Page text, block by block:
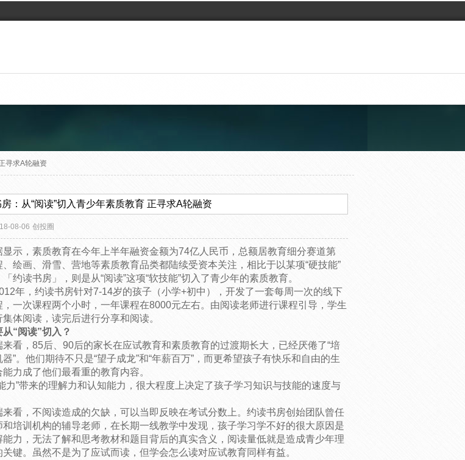
寻求A轮融资
：从“阅读”切入青少年素质教育 正寻求A轮融资
08-06 创投圈
显示，素质教育在今年上半年融资金额为74亿人民币，总额居教育细分赛道第
、绘画、滑雪、营地等素质教育品类都陆续受资本关注，相比于以某项“硬技能”
约读书房」，则是从“阅读”这项“软技能”切入了青少年的素质教育。
年，约读书房针对7-14岁的孩子（小学+初中），开发了一套每周一次的线下
，一次课程两个小时，一年课程在8000元左右。由阅读老师进行课程引导，学生
体阅读，读完后进行分享和阅读。
“阅读”切入？
来看，85后、90后的家长在应试教育和素质教育的过渡期长大，已经厌倦了“培
”。他们期待不只是“望子成龙”和“年薪百万”，而更希望孩子有快乐和自由的生
力成了他们最看重的教育内容。
力”带来的理解力和认知能力，很大程度上决定了孩子学习知识与技能的速度与
来看，不阅读造成的欠缺，可以当即反映在考试分数上。约读书房创始团队曾任
和培训机构的辅导老师，在长期一线教学中发现，孩子学习学不好的很大原因是
能力，无法了解和思考教材和题目背后的真实含义，阅读量低就是造成青少年理
关键。虽然不是为了应试而读，但学会怎么读对应试教育同样有益。